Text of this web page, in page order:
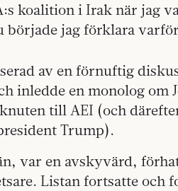
koalition i Irak när jag
började jag förklara
av en förnuftig
inledde en monolog om
till AEI (och
Trump).
var en avskyvärd,
Listan fortsatte och